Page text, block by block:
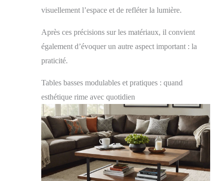
visuellement l’espace et de refléter la lumière.
Après ces précisions sur les matériaux, il convient
également d’évoquer un autre aspect important : la
praticité.
Tables basses modulables et pratiques : quand
esthétique rime avec quotidien